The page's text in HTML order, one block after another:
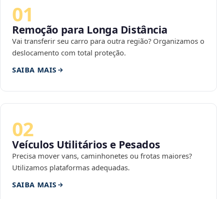
01
Remoção para Longa Distância
Vai transferir seu carro para outra região? Organizamos o
deslocamento com total proteção.
SAIBA MAIS
02
Veículos Utilitários e Pesados
Precisa mover vans, caminhonetes ou frotas maiores?
Utilizamos plataformas adequadas.
SAIBA MAIS